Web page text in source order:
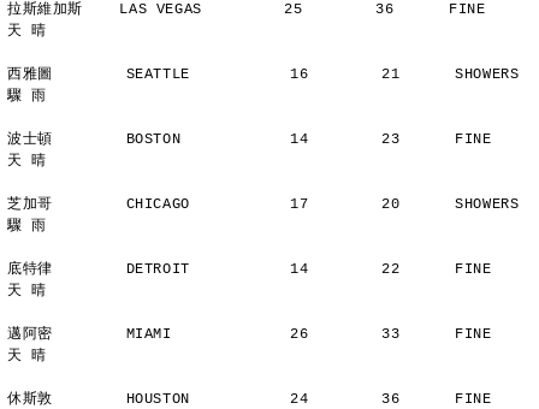
拉斯維加斯    LAS VEGAS         25        36      FINE
天 晴
西雅圖        SEATTLE           16        21      SHOWERS
驟 雨
波士頓        BOSTON            14        23      FINE
天 晴
芝加哥        CHICAGO           17        20      SHOWERS
驟 雨
底特律        DETROIT           14        22      FINE
天 晴
邁阿密        MIAMI             26        33      FINE
天 晴
休斯敦        HOUSTON           24        36      FINE